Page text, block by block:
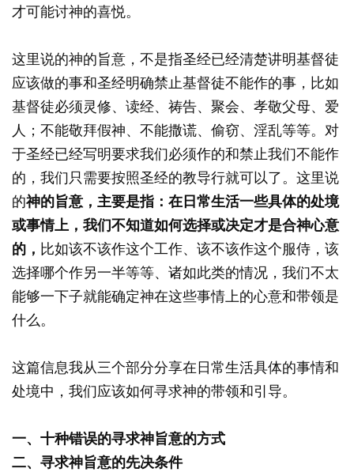
才可能讨神的喜悦。
这里说的神的旨意，不是指圣经已经清楚讲明基督徒
应该做的事和圣经明确禁止基督徒不能作的事，比如
基督徒必须灵修、读经、祷告、聚会、孝敬父母、爱
人；不能敬拜假神、不能撒谎、偷窃、淫乱等等。对
于圣经已经写明要求我们必须作的和禁止我们不能作
的，我们只需要按照圣经的教导行就可以了。这里说
的神的旨意，主要是指：在日常生活一些具体的处境
或事情上，我们不知道如何选择或决定才是合神心意
的， 比如该不该作这个工作、该不该作这个服侍，该
选择哪个作另一半等等、诸如此类的情况，我们不太
能够一下子就能确定神在这些事情上的心意和带领是
什么。
这篇信息我从三个部分分享在日常生活具体的事情和
处境中，我们应该如何寻求神的带领和引导。
一、十种错误的寻求神旨意的方式
二、寻求神旨意的先决条件